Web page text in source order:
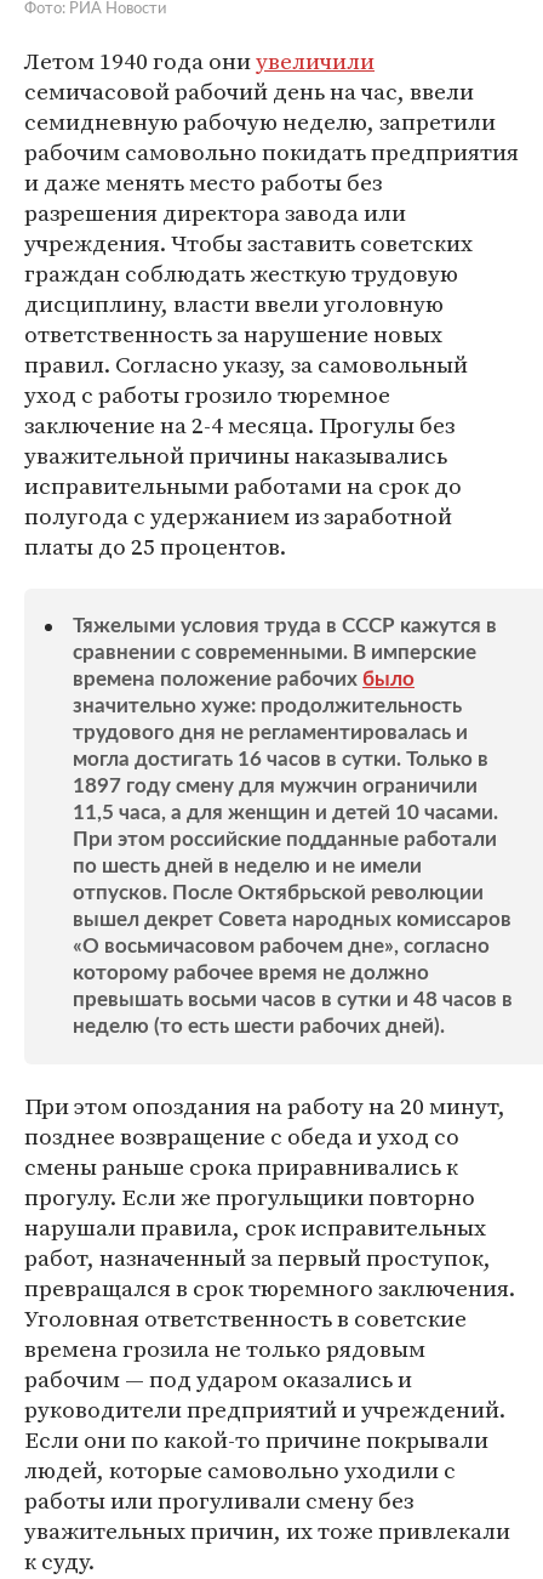
Фото: РИА Новости
Летом 1940 года ониувеличили
семичасовой рабочий день на час, ввели
семидневную рабочую неделю, запретили
рабочим самовольно покидать предприятия
и даже менять место работы без
разрешения директора завода или
учреждения. Чтобы заставить советских
граждан соблюдать жесткую трудовую
дисциплину, власти ввели уголовную
ответственность за нарушение новых
правил. Согласно указу, за самовольный
уход с работы грозило тюремное
заключение на 2-4 месяца. Прогулы без
уважительной причины наказывались
исправительными работами на срок до
полугода с удержанием из заработной
платы до 25 процентов.
Тяжелыми условия труда в СССР кажутся в
сравнении с современными. В имперские
времена положение рабочих было
значительно хуже: продолжительность
трудового дня не регламентировалась и
могла достигать 16 часов в сутки. Только в
1897 году смену для мужчин ограничили
11,5 часа, а для женщин и детей 10 часами.
При этом российские подданные работали
по шесть дней в неделю и не имели
отпусков. После Октябрьской революции
вышел декрет Совета народных комиссаров
«О восьмичасовом рабочем дне», согласно
которому рабочее время не должно
превышать восьми часов в сутки и 48 часов в
неделю (то есть шести рабочих дней).
При этом опоздания на работу на 20 минут,
позднее возвращение с обеда и уход со
смены раньше срока приравнивались к
прогулу. Если же прогульщики повторно
нарушали правила, срок исправительных
работ, назначенный за первый проступок,
превращался в срок тюремного заключения.
Уголовная ответственность в советские
времена грозила не только рядовым
рабочим — под ударом оказались и
руководители предприятий и учреждений.
Если они по какой-то причине покрывали
людей, которые самовольно уходили с
работы или прогуливали смену без
уважительных причин, их тоже привлекали
к суду.